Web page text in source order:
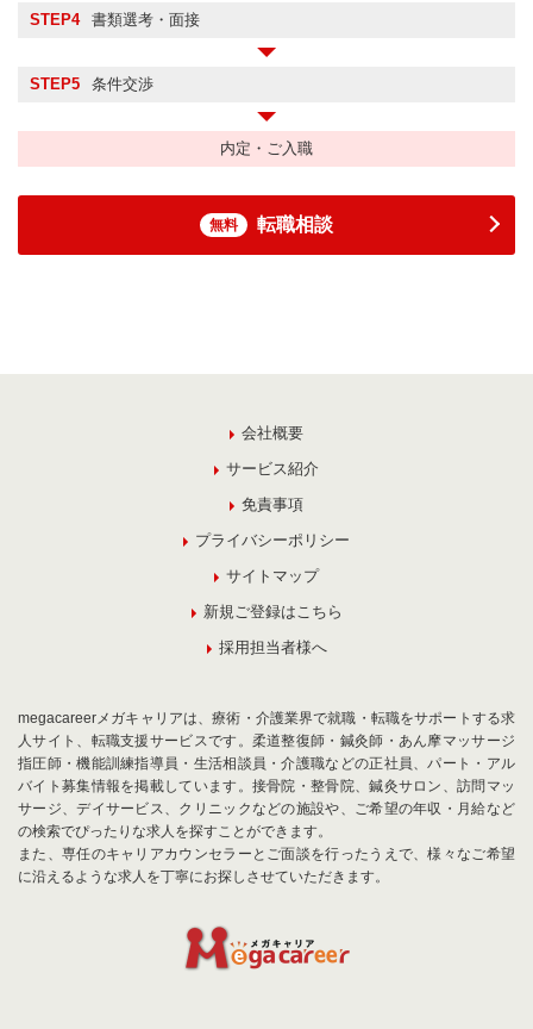
STEP4 書類選考・面接
STEP5 条件交渉
内定・ご入職
無料 転職相談
会社概要
サービス紹介
免責事項
プライバシーポリシー
サイトマップ
新規ご登録はこちら
採用担当者様へ
megacareerメガキャリアは、療術・介護業界で就職・転職をサポートする求
人サイト、転職支援サービスです。柔道整復師・鍼灸師・あん摩マッサージ
指圧師・機能訓練指導員・生活相談員・介護職などの正社員、パート・アル
バイト募集情報を掲載しています。接骨院・整骨院、鍼灸サロン、訪問マッ
サージ、デイサービス、クリニックなどの施設や、ご希望の年収・月給など
の検索でぴったりな求人を探すことができます。
また、専任のキャリアカウンセラーとご面談を行ったうえで、様々なご希望
に沿えるような求人を丁寧にお探しさせていただきます。